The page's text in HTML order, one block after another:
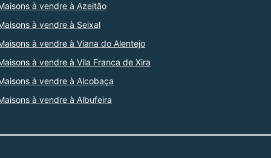
à vendre à Azeitão
à vendre à Seixal
à vendre à Viana do Alentejo
à vendre à Vila Franca de Xira
à vendre à Alcobaça
à vendre à Albufeira